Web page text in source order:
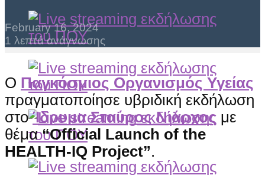
February 16, 2024
1 λεπτά ανάγνωσης
Ο Παγκόσμιος Οργανισμός Υγείας
πραγματοποίησε υβριδική εκδήλωση
στοΊδρυμα Σταύρος Νιάρχος με
θέμα“Official Launch of the
HEALTH-IQ Project”.